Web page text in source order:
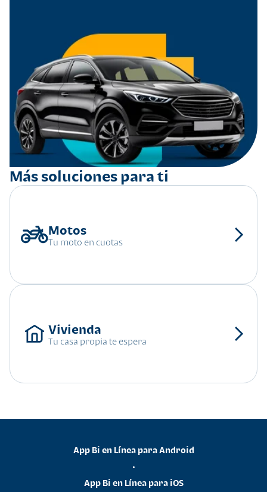
Más soluciones para ti
Tu moto en cuotas
Tu casa propia te espera
App Bi en Línea para Android
•
App Bi en Línea para iOS